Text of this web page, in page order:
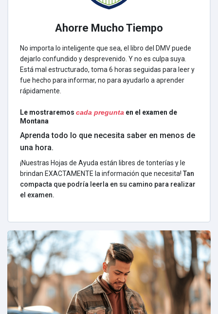
Ahorre Mucho Tiempo
No importa lo inteligente que sea, el libro del DMV puede
dejarlo confundido y desprevenido. Y no es culpa suya.
Está mal estructurado, toma 6 horas seguidas para leer y
fue hecho para informar, no para ayudarlo a aprender
rápidamente.
Le mostraremos cada pregunta en el examen de
Montana
Aprenda todo lo que necesita saber en menos de
una hora.
¡Nuestras Hojas de Ayuda están libres de tonterías y le
brindan EXACTAMENTE la información que necesita! Tan
compacta que podría leerla en su camino para realizar
el examen.